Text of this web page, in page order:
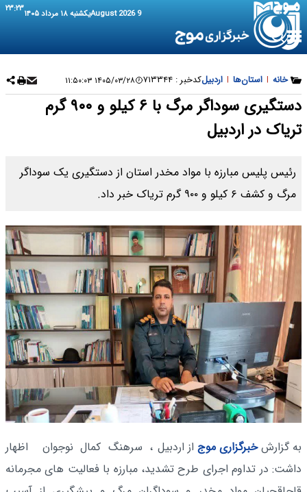
9 August 2026 یکشنبه ۱۸ مرداد ۱۴۰۵ ۲۳:۲۳
خانه | استان‌ها | اردبیلکدخبر : ۷۱۳۳۴۴ ۱۴۰۵/۰۳/۲۸ ۱۱:۵۰:۰۳
دستگیری سوداگر مرگ با ۶ کیلو و ۹۰۰ گرم
تریاک در اردبیل
رئیس پلیس مبارزه با مواد مخدر استان از دستگیری یک سوداگر
مرگ و کشف ۶ کیلو و ۹۰۰ گرم تریاک خبر داد.
به گزارشخبرگزاری موج از اردبیل ، سرهنگ کمال نوجوان اظهار
داشت: در تداوم اجرای طرح تشدید، مبارزه با فعالیت های مجرمانه